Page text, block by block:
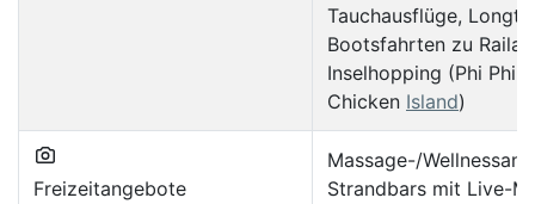
Tauchausflüge,
Bootsfahrten zu Railay,
Inselhopping (Phi Phi,
Chicken Island)
Freizeitangebote
Massage-/
Strandbars mit Live-